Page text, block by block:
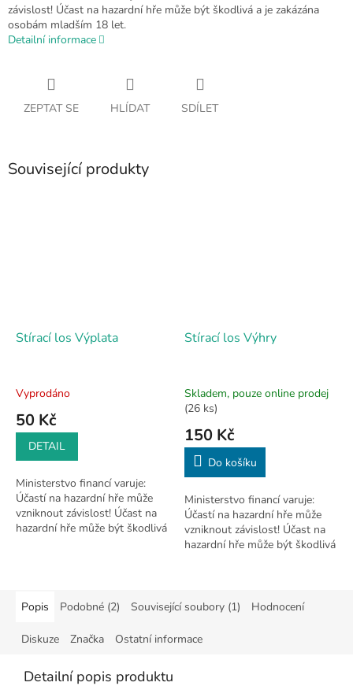
závislost! Účast na hazardní hře může být škodlivá a je zakázána
osobám mladším 18 let.
Detailní informace
ZEPTAT SE HLÍDAT SDÍLET
Související produkty
Stírací los Výplata
Vyprodáno
50 Kč
DETAIL
Ministerstvo financí varuje:
Účastí na hazardní hře může
vzniknout závislost! Účast na
hazardní hře může být škodlivá
Stírací los Výhry
Skladem, pouze online prodej
(26 ks)
150 Kč
Do košíku
Ministerstvo financí varuje:
Účastí na hazardní hře může
vzniknout závislost! Účast na
hazardní hře může být škodlivá
Popis Podobné (2) Související soubory (1) Hodnocení
Diskuze Značka Ostatní informace
Detailní popis produktu